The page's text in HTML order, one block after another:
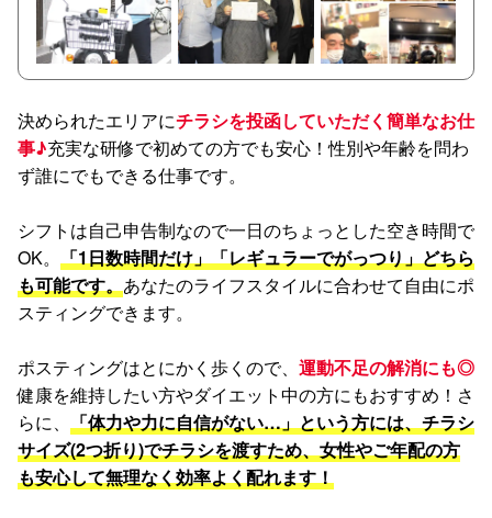
決められたエリアにチラシを投函していただく簡単なお仕
事♪充実な研修で初めての方でも安心！性別や年齢を問わ
ず誰にでもできる仕事です。
シフトは自己申告制なので一日のちょっとした空き時間で
OK。 「1日数時間だけ」「レギュラーでがっつり」どちら
も可能です。あなたのライフスタイルに合わせて自由にポ
スティングできます。
ポスティングはとにかく歩くので、 運動不足の解消にも◎
健康を維持したい方やダイエット中の方にもおすすめ！さ
らに、 「体力や力に自信がない…」という方には、チラシ
サイズ(2つ折り)でチラシを渡すため、女性やご年配の方
も安心して無理なく効率よく配れます！